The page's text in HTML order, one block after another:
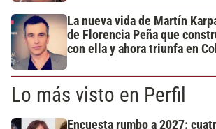
La nueva vida de Martín
de Florencia Peña que
con ella y ahora triunfa en
Lo más visto en Perfil
Encuesta rumbo a 2027: